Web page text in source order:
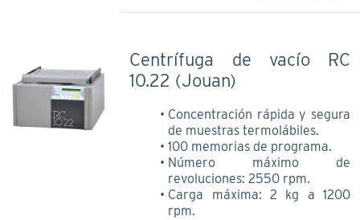
Centrífuga de vacío RC
10.22 (Jouan)
Concentración rápida y segura
de muestras termolábiles.
100 memorias de programa.
Número máximo de
revoluciones: 2550 rpm.
Carga máxima: 2 kg a 1200
rpm.